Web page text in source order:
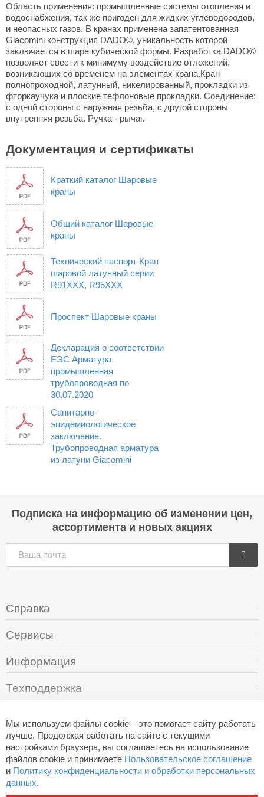
Область применения: промышленные системы отопления и
водоснабжения, так же пригоден для жидких углеводородов,
и неопасных газов. В кранах применена запатентованная
Giacomini конструкция DADO©, уникальность которой
заключается в шаре кубической формы. Разработка DADO©
позволяет свести к минимуму воздействие отложений,
возникающих со временем на элементах крана.Кран
полнопроходной, латунный, никелированный, прокладки из
фторкаучука и плоские тефлоновые прокладки. Соединение:
с одной стороны с наружная резьба, с другой стороны
внутренняя резьба. Ручка - рычаг.
Документация и сертификаты
Краткий каталог Шаровые
краны
Общий каталог Шаровые
краны
Технический паспорт Кран
шаровой латунный серии
R91XXX, R95XXX
Проспект Шаровые краны
Декларация о соответствии
ЕЭС Арматура
промышленная
трубопроводная по
30.07.2020
Санитарно-
эпидемиологическое
заключение.
Трубопроводная арматура
из латуни Giacomini
Мы используем файлы cookie – это помогает сайту работать
лучше. Продолжая работать на сайте с текущими
настройками браузера, вы соглашаетесь на использование
файлов cookie и принимаете Пользовательское соглашение
и Политику конфиденциальности и обработки персональных
данных.
Подписка на информацию об изменении цен,
ассортимента и новых акциях
Справка
Сервисы
Информация
Техподдержка
+7 (495) 249-05-94